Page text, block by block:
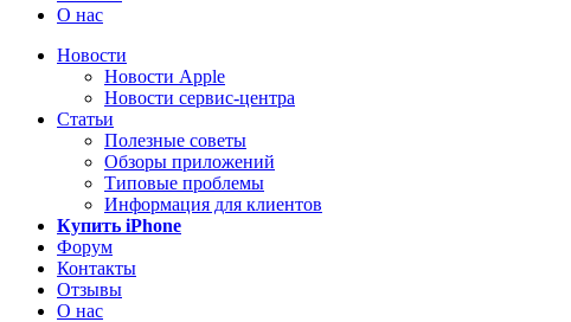
О нас
Новости
Новости Apple
Новости сервис-центра
Статьи
Полезные советы
Обзоры приложений
Типовые проблемы
Информация для клиентов
Купить iPhone
Форум
Контакты
Отзывы
О нас